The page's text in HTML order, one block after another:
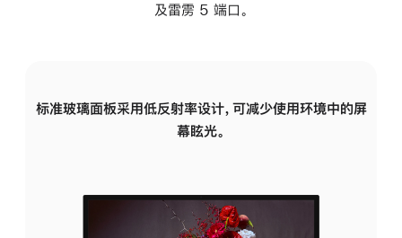
及雷雳 5 端口。
标准玻璃面板采用低反射率设计，可减少使用环境中的屏
幕眩光。